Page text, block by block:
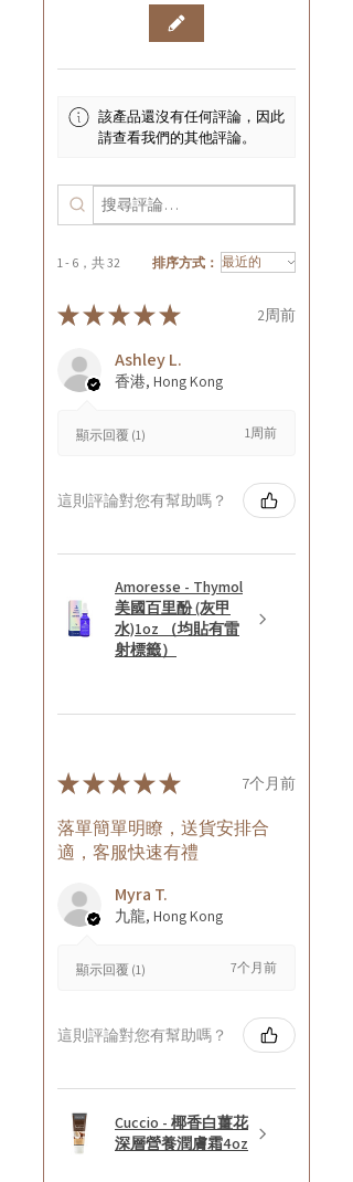
該產品還沒有任何評論，因此
請查看我們的其他評論。
1 - 6，共 32 排序方式：
★★★★★ 2周前
Ashley L.
香港, Hong Kong
顯示回覆 (1) 1周前
這則評論對您有幫助嗎？
Amoresse - Thymol
美國百里酚 (灰甲
水)1oz （均貼有雷
射標籤）
★★★★★ 7个月前
落單簡單明瞭，送貨安排合
適，客服快速有禮
Myra T.
九龍, Hong Kong
顯示回覆 (1) 7个月前
這則評論對您有幫助嗎？
Cuccio - 椰香白薑花
深層營養潤膚霜4oz